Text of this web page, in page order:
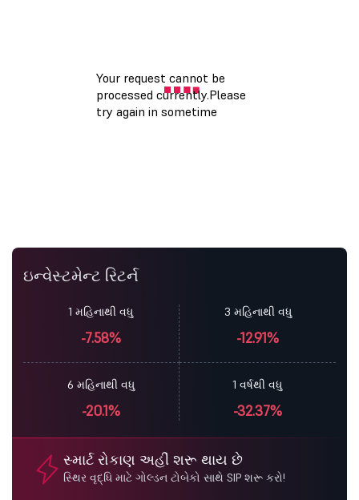
ઇન્વેસ્ટમેન્ટ રિટર્ન
1 મહિનાથી વધુ
-7.58%
3 મહિનાથી વધુ
-12.91%
6 મહિનાથી વધુ
-20.1%
1 વર્ષથી વધુ
-32.37%
સ્માર્ટ રોકાણ અહીં શરૂ થાય છે
સ્થિર વૃદ્ધિ માટે ગોલ્ડન ટોબેકો સાથે SIP શરૂ કરો!